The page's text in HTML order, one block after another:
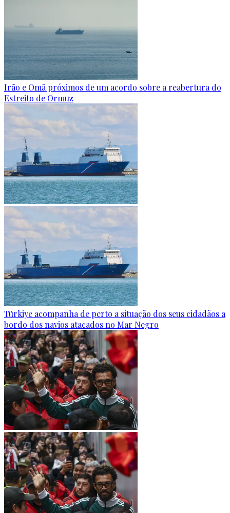
Irão e Omã próximos de um acordo sobre a reabertura do
Estreito de Ormuz
Türkiye acompanha de perto a situação dos seus cidadãos a
bordo dos navios atacados no Mar Negro